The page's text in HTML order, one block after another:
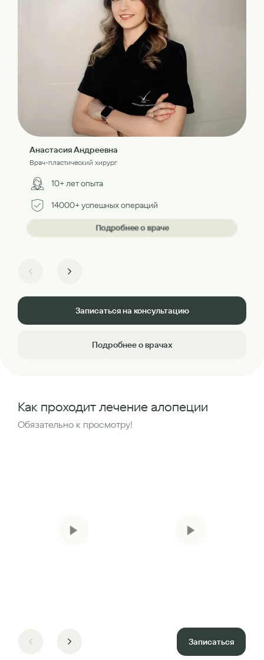
Анастасия Андреевна
Врач-пластический хирург
10+ лет опыта
14000+ успешных операций
Подробнее о враче
Записаться на консультацию
Подробнее о врачах
Как проходит лечение алопеции
Обязательно к просмотру!
Записаться